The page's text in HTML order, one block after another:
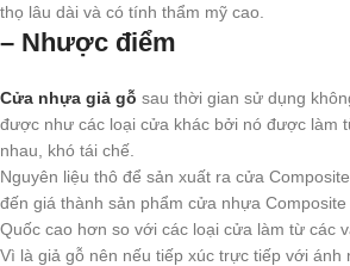
thọ lâu dài và có tính thẩm mỹ cao.
– Nhược điểm
Cửa nhựa giả gỗ sau thời gian sử dụng
được như các loại cửa khác bởi nó được làm
nhau, khó tái chế.
Nguyên liệu thô để sản xuất ra cửa
đến giá thành sản phẩm cửa nhựa
Quốc cao hơn so với các loại cửa làm từ các
Vì là giả gỗ nên nếu tiếp xúc trực tiếp với ánh